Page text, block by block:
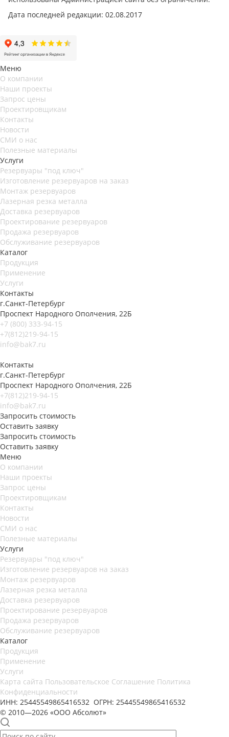
Дата последней редакции: 02.08.2017
Меню
О компании
Наши проекты
Запрос цены
Проектировщикам
Контакты
Новости
СМИ о нас
Полезные материалы
Услуги
Резервуары "под ключ"
Изготовление резервуаров на заказ
Монтаж резервуаров
Лазерная резка металла
Доставка резервуаров
Проектирование резервуаров
Продажа резервуаров
Обслуживание резервуаров
Каталог
Продукция
Применение
Услуги
Контакты
г.Санкт-Петербург
Проспект Народного Ополчения, 22Б
+7 (800) 333-94-15
+7(812)219-94-15
info@bak7.ru
Контакты
г.Санкт-Петербург
Проспект Народного Ополчения, 22Б
+7(812)219-94-15
info@bak7.ru
Запросить стоимость
Оставить заявку
Запросить стоимость
Оставить заявку
Меню
О компании
Наши проекты
Запрос цены
Проектировщикам
Контакты
Новости
СМИ о нас
Полезные материалы
Услуги
Резервуары "под ключ"
Изготовление резервуаров на заказ
Монтаж резервуаров
Лазерная резка металла
Доставка резервуаров
Проектирование резервуаров
Продажа резервуаров
Обслуживание резервуаров
Каталог
Продукция
Применение
Услуги
Карта сайта Пользовательское Соглашение Политика
Конфиденциальности
ИНН: 25445549865416532 ОГРН: 25445549865416532
© 2010—2026 «ООО Абсолют»